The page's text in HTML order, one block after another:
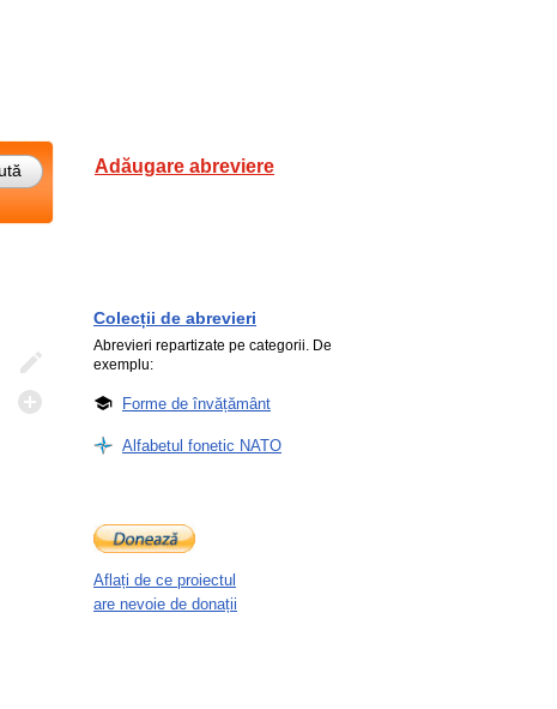
Adăugare abreviere
Colecții de abrevieri
Abrevieri repartizate pe categorii. De
exemplu:
Forme de învățământ
Alfabetul fonetic NATO
Aflați de ce proiectul
are nevoie de donații